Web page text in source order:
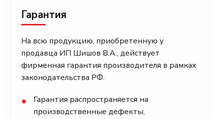
Гарантия
На всю продукцию, приобретенную у
продавца ИП Шишов В.А., действует
фирменная гарантия производителя в рамках
законодательства РФ.
●
Гарантия распространяется на
производственные дефекты,